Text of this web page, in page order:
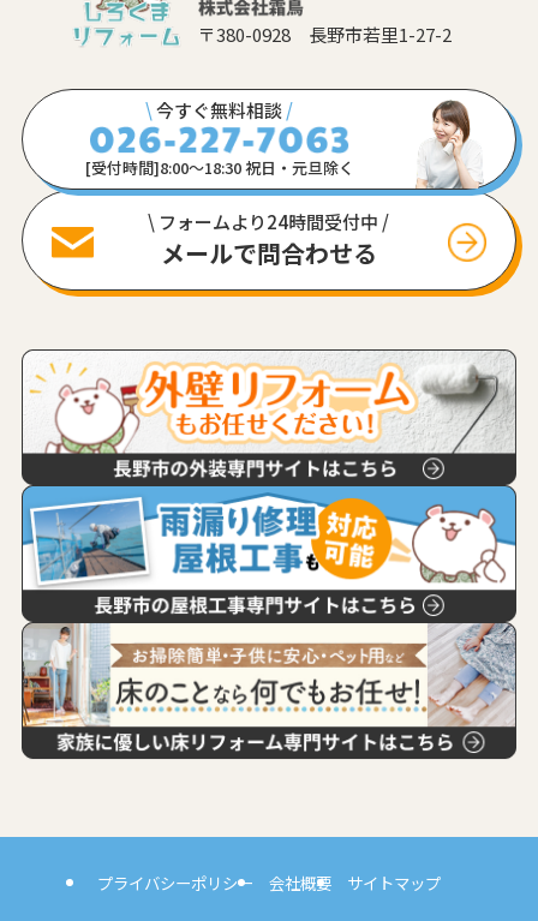
〒380-0928 長野市若里1-27-2
\今すぐ無料相談/
[受付時間]8:00〜18:30 祝日・元旦除く
\ フォームより24時間受付中 /
メールで問合わせる
プライバシーポリシー 会社概要 サイトマップ